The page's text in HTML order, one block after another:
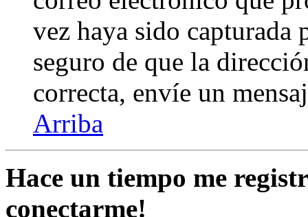
vez haya sido
seguro de que la
correcta, envíe un
Arriba
Hace un tiempo me
conectarme!